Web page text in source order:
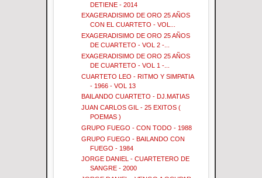
DETIENE - 2014
EXAGERADISIMO DE ORO 25 AÑOS
CON EL CUARTETO - VOL...
EXAGERADISIMO DE ORO 25 AÑOS
DE CUARTETO - VOL 2 -...
EXAGERADISIMO DE ORO 25 AÑOS
DE CUARTETO - VOL 1 -...
CUARTETO LEO - RITMO Y SIMPATIA
- 1966 - VOL 13
BAILANDO CUARTETO - DJ.MATIAS
JUAN CARLOS GIL - 25 EXITOS (
POEMAS )
GRUPO FUEGO - CON TODO - 1988
GRUPO FUEGO - BAILANDO CON
FUEGO - 1984
JORGE DANIEL - CUARTETERO DE
SANGRE - 2000